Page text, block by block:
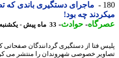
ماجرای دستگیری باندی که
چه بود!
-حوادث -33 ماه پیش - یکشنبه 21 آبان 1402، 13:58
فتا از دستگیری گردانندگان صفحاتی که
خصوصی شهروندان را منتشر می